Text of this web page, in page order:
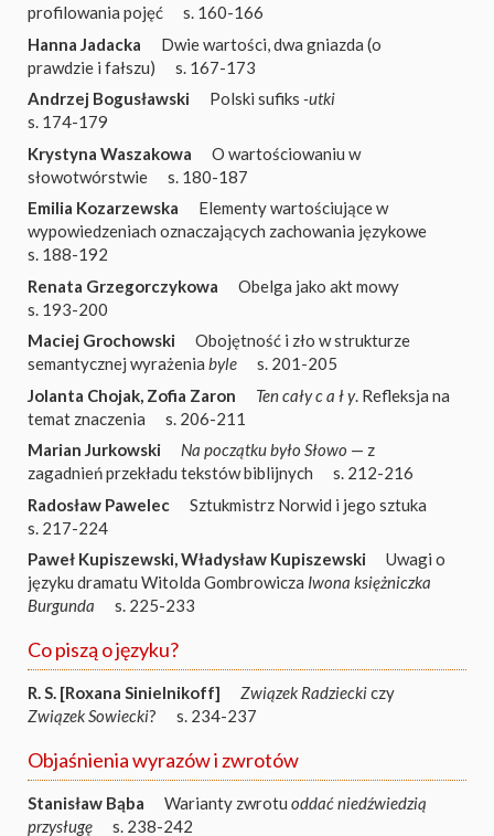
profilowania pojęć
s. 160-166
Hanna Jadacka
Dwie wartości, dwa gniazda (o
prawdzie i fałszu)
s. 167-173
Andrzej Bogusławski
Polski sufiks -utki
s. 174-179
Krystyna Waszakowa
O wartościowaniu w
słowotwórstwie
s. 180-187
Emilia Kozarzewska
Elementy wartościujące w
wypowiedzeniach oznaczających zachowania językowe
s. 188-192
Renata Grzegorczykowa
Obelga jako akt mowy
s. 193-200
Maciej Grochowski
Obojętność i zło w strukturze
semantycznej wyrażenia byle
s. 201-205
Jolanta Chojak Zofia Zaron Ten cały c a ł y. Refleksja na
temat znaczenia
s. 206-211
Marian Jurkowski
Na początku było Słowo — z
zagadnień przekładu tekstów biblijnych
s. 212-216
Radosław Pawelec
Sztukmistrz Norwid i jego sztuka
s. 217-224
Paweł Kupiszewski,Władysław Kupiszewski
Uwagi o
języku dramatu Witolda Gombrowicza Iwona księżniczka
Burgunda
s. 225-233
Co piszą o języku?
R. S. [Roxana Sinielnikoff] Związek Radzieckiczy
Związek Sowiecki? s. 234-237
Objaśnienia wyrazów i zwrotów
Stanisław Bąba Warianty zwrotu oddać niedźwiedzią
przysługę
s. 238-242